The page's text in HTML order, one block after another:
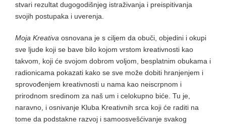
stvari rezultat dugogodišnjeg istraživanja i preispitivanja
svojih postupaka i uverenja.
Moja Kreativa osnovana je s ciljem da obuči, objedini i okupi
sve ljude koji se bave bilo kojom vrstom kreativnosti kao
takvom, koji će svojom dobrom voljom, besplatnim obukama i
radionicama pokazati kako se sve može dobiti hranjenjem i
sprovođenjem kreativnosti u nama kao neiscrpnom i
prirodnom sredinom za naš um i celokupno biće. Tu je,
naravno, i osnivanje Kluba Kreativnih srca koji će raditi na
tome da podstakne razvoj i samoosvešćivanje svakog